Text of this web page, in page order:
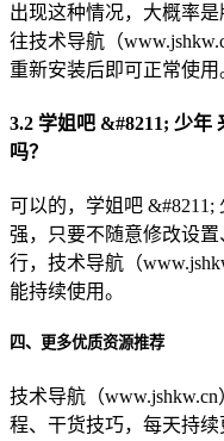
出现这种情况，大概率
往技术导航（
重新安装后即可正常使用
3.2 学姐吧 &#8211; 少年
吗？
可以的，学姐吧
强，只要不随意修改设
行，技术导航（
能持续使用。
四、更多优质资源推荐
技术导航（
程、干货技巧，每天持